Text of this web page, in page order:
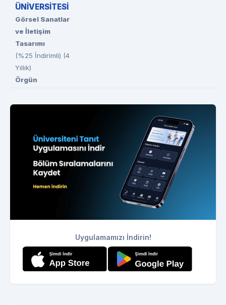
ÜNİVERSİTESİ
Görsel Sanatlar
ve İletişim
Tasarımı
(%25 İndirimli) (4
Yıllık)
Örgün
Uygulamamızı İndirin!